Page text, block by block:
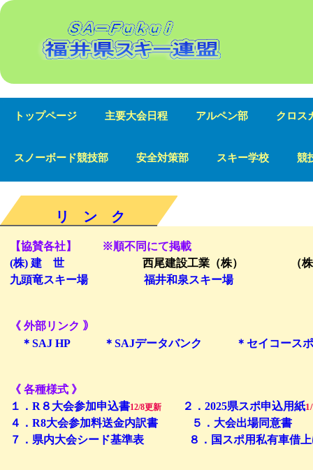
SA-Fukui 福井県スキー連盟
トップページ 主要大会日程 アルペン部 クロス
スノーボード競技部 安全対策部 スキー学校 競
リ ン ク
【協賛各社】 ※順不同にて掲載
(株) 建 世
西尾建設工業（株） （株
九頭竜スキー場
福井和泉スキー場
《 外部リンク ｠
＊SAJ HP
＊SAJデータバンク ＊セイコース
《 各種様式 》
１．R８大会参加申込書12/8更新 ２．2025県スポ申込用紙
４．R8大会参加料送金内訳書
５．大会出場同意書
７．県内大会シード基準表
８．国スポ用私有車借